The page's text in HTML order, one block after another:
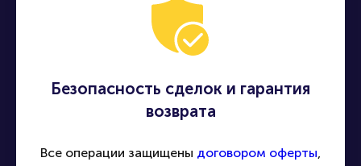
Безопасность сделок и гарантия
возврата
Все операции защищены договором оферты,